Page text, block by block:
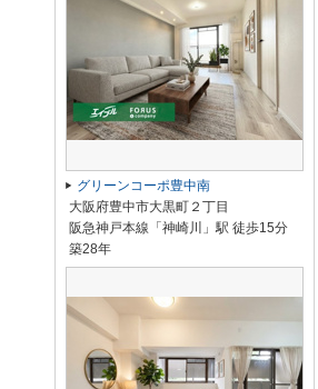
グリーンコーポ豊中南
大阪府豊中市大黒町２丁目
阪急神戸本線「神崎川」駅 徒歩15分
築28年